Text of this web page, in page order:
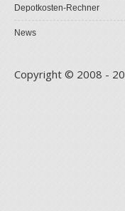
Depotkosten-Rechner
News
Copyright © 2008 -